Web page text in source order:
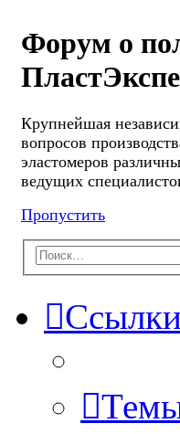
Форум о
Крупнейшая
вопросов
эластомеров
ведущих
Пропустить
Ссылки
Темы